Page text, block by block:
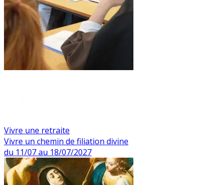
Vivre une retraite
Vivre un chemin de filiation divine
du 11/07 au 18/07/2027